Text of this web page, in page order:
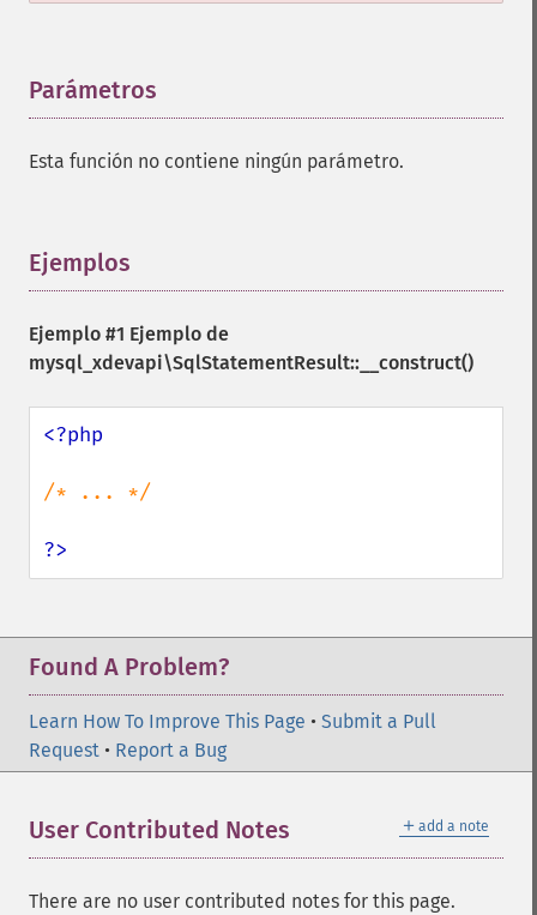
Parámetros
Esta función no contiene ningún parámetro.
Ejemplos
Ejemplo #1 Ejemplo de
mysql_xdevapi\SqlStatementResult::__construct()
<?php
/* ... */
?>
Found A Problem?
Learn How To Improve This Page • Submit a Pull
Request • Report a Bug
＋ add a note
User Contributed Notes
There are no user contributed notes for this page.